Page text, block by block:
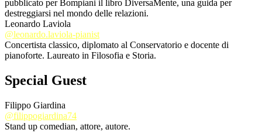
pubblicato per Bompiani il libro DiversaMente, una guida per
destreggiarsi nel mondo delle relazioni.
Leonardo Laviola
@leonardo.laviola-pianist
Concertista classico, diplomato al Conservatorio e docente di
pianoforte. Laureato in Filosofia e Storia.
Special Guest
Filippo Giardina
@filippogiardina74
Stand up comedian, attore, autore.